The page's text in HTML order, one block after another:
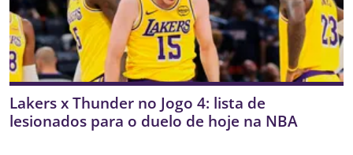
Lakers x Thunder no Jogo 4: lista de
lesionados para o duelo de hoje na NBA